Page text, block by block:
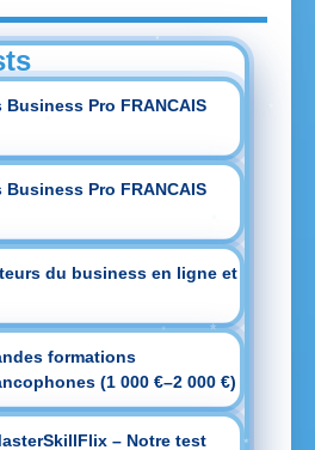
Pro FRANCAIS
Business Pro FRANCAIS
du business en ligne et
formations
(1 000 €–2 000 €)
– Notre test